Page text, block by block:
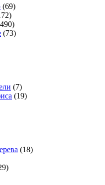
(69)
(73)
(7)
(19)
(18)